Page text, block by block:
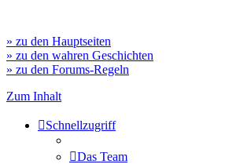
» zu den Hauptseiten
» zu den wahren Geschichten
» zu den Forums-Regeln
Zum Inhalt
Schnellzugriff
Das Team